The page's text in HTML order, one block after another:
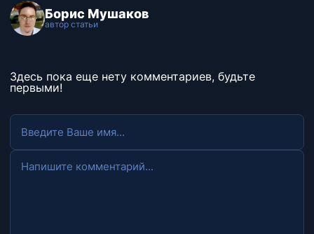
Борис Мушаков
автор статьи
Здесь пока еще нету комментариев, будьте
первыми!